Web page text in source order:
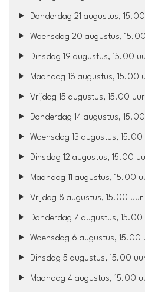
Donderdag 21 augustus,
Woensdag 20 augustus,
Dinsdag 19 augustus, 15.00
Maandag 18 augustus, 15.00
Vrijdag 15 augustus, 15.00 uur
Donderdag 14 augustus,
Woensdag 13 augustus, 15.00
Dinsdag 12 augustus, 15.00
Maandag 11 augustus, 15.00
Vrijdag 8 augustus, 15.00 uur
Donderdag 7 augustus, 15.00
Woensdag 6 augustus, 15.00
Dinsdag 5 augustus, 15.00
Maandag 4 augustus, 15.00